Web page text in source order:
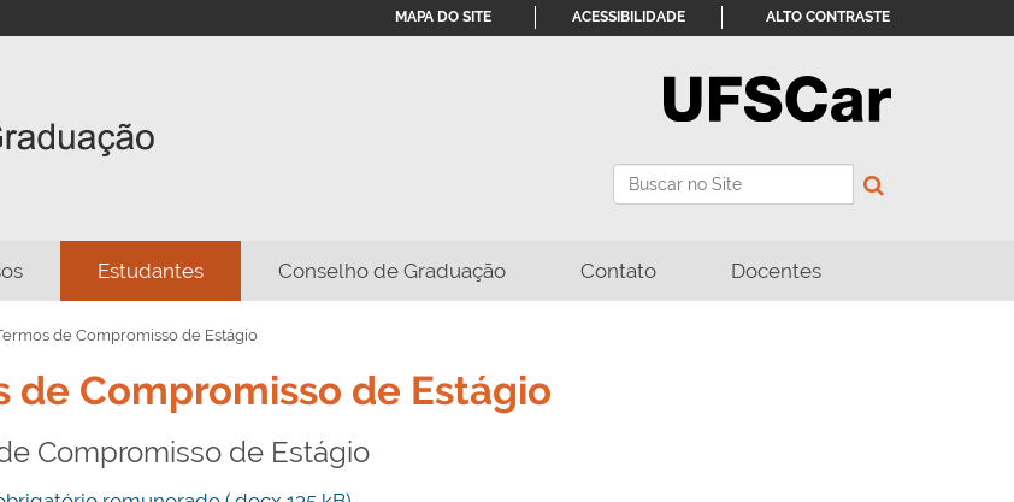
Busca
MAPA DO SITE ACESSIBILIDADE ALTO CONTRASTE
Estudantes Conselho de Graduação Contato Docentes
de Compromisso de Estágio
de Compromisso de Estágio
Compromisso de Estágio